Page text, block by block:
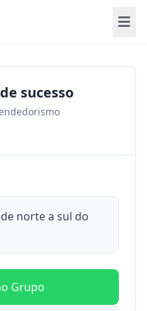
sucesso
norte a sul do
Grupo